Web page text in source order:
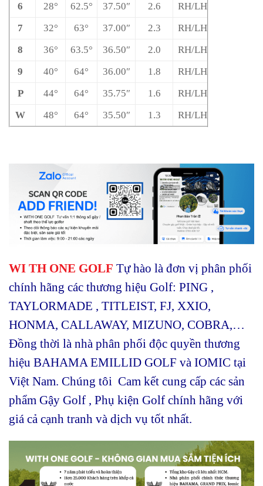
6
28° 62.5° 37.50″ 2.6
RH/LH
7
32° 63° 37.00″ 2.3
RH/LH
8
36° 63.5° 36.50″ 2.0
RH/LH
9
40° 64° 36.00″ 1.8
RH/LH
P
44° 64° 35.75″ 1.6
RH/LH
W
48° 64° 35.50″ 1.3 RH/LH
WI TH ONE GOLF Tự hào là đơn vị phân phối
chính hãng các thương hiệu Golf: PING ,
TAYLORMADE , TITLEIST, FJ, XXIO,
HONMA, CALLAWAY, MIZUNO, COBRA,…
Đồng thời là nhà phân phối độc quyền thương
hiệu BAHAMA EMILLID GOLF và IOMIC tại
Việt Nam. Chúng tôi Cam kết cung cấp các sản
phẩm Gậy Golf , Phụ kiện Golf chính hãng với
giá cả cạnh tranh và dịch vụ tốt nhất.